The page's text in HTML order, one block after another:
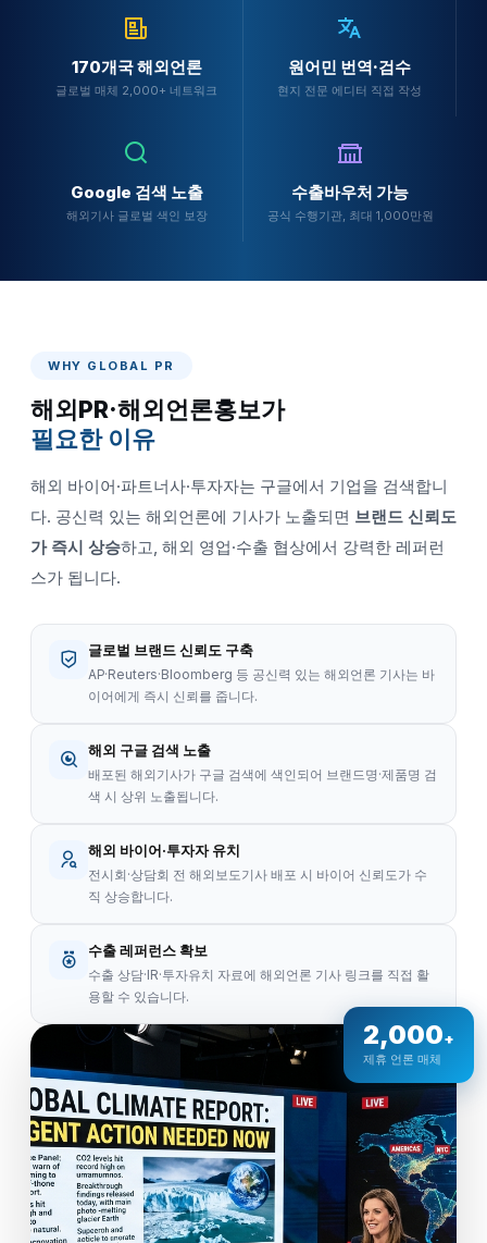
170개국 해외언론
글로벌 매체 2,000+ 네트워크
원어민 번역·검수
현지 전문 에디터 직접 작성
Google 검색 노출
해외기사 글로벌 색인 보장
수출바우처 가능
공식 수행기관, 최대 1,000만원
WHY GLOBAL PR
해외PR·해외언론홍보가
필요한 이유
해외 바이어·파트너사·투자자는 구글에서 기업을 검색합니
다. 공신력 있는 해외언론에 기사가 노출되면 브랜드 신뢰도
가 즉시 상승하고, 해외 영업·수출 협상에서 강력한 레퍼런
스가 됩니다.
글로벌 브랜드 신뢰도 구축
AP·Reuters·Bloomberg 등 공신력 있는 해외언론 기사는 바
이어에게 즉시 신뢰를 줍니다.
해외 구글 검색 노출
배포된 해외기사가 구글 검색에 색인되어 브랜드명·제품명 검
색 시 상위 노출됩니다.
해외 바이어·투자자 유치
전시회·상담회 전 해외보도기사 배포 시 바이어 신뢰도가 수
직 상승합니다.
수출 레퍼런스 확보
수출 상담·IR·투자유치 자료에 해외언론 기사 링크를 직접 활
용할 수 있습니다.
2,000+
제휴 언론 매체